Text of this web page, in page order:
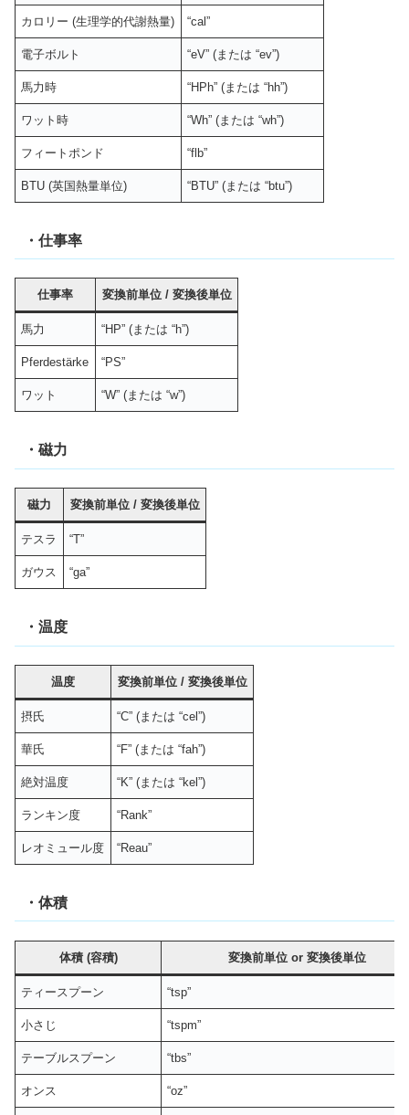
カロリー (生理学的代謝熱量) “cal”
電子ボルト “eV” (または “ev”)
馬力時 “HPh” (または “hh”)
ワット時 “Wh” (または “wh”)
フィートポンド “flb”
BTU (英国熱量単位) “BTU” (または “btu”)
・仕事率
仕事率 変換前単位 / 変換後単位
馬力 “HP” (または “h”)
Pferdestärke “PS”
ワット “W” (または “w”)
・磁力
磁力 変換前単位 / 変換後単位
テスラ “T”
ガウス “ga”
・温度
温度 変換前単位 / 変換後単位
摂氏 “C” (または “cel”)
華氏 “F” (または “fah”)
絶対温度 “K” (または “kel”)
ランキン度 “Rank”
レオミュール度 “Reau”
・体積
体積 (容積) 変換前単位 or 変換後単位
ティースプーン “tsp”
小さじ “tspm”
テーブルスプーン “tbs”
オンス “oz”